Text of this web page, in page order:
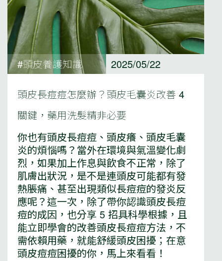
#頭皮養護知識 2025/05/22
頭皮長痘痘怎麼辦？頭皮毛囊炎改善 4
關鍵，藥用洗髮精非必要
你也有頭皮長痘痘、頭皮癢、頭皮毛囊
炎的煩惱嗎？當外在環境與氣溫變化劇
烈，如果加上作息與飲食不正常，除了
肌膚出狀況，是不是連頭皮可能都有發
熱脹痛、甚至出現類似長痘痘的發炎反
應呢？這一次，除了帶你認識頭皮長痘
痘的成因，也分享 5 招具科學根據，且
能立即學會的改善頭皮長痘痘方法，不
需依賴用藥，就能舒緩頭皮困擾；在意
頭皮痘痘困擾的你，馬上來看看！